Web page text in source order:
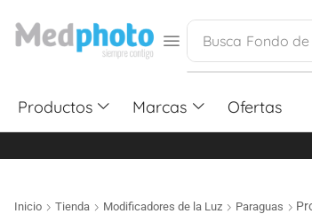
Busca Fondo
Productos Marcas Ofertas
Inicio Tienda Modificadores de la Luz Paraguas